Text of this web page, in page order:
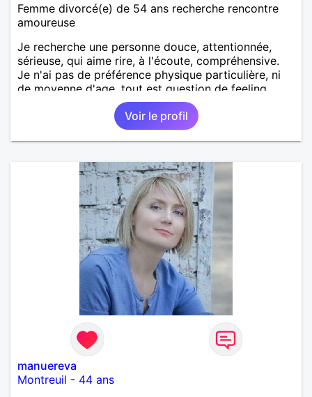
Femme divorcé(e) de 54 ans recherche rencontre
amoureuse
Je recherche une personne douce, attentionnée,
sérieuse, qui aime rire, à l'écoute, compréhensive.
Je n'ai pas de préférence physique particulière, ni
de moyenne d'age, tout est question de feeling.
Voir le profil
manuereva
Montreuil - 44 ans